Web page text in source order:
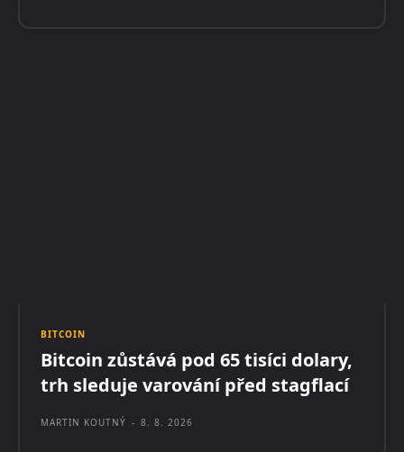
BITCOIN
Bitcoin zůstává pod 65 tisíci dolary,
trh sleduje varování před stagflací
MARTIN KOUTNÝ - 8. 8. 2026